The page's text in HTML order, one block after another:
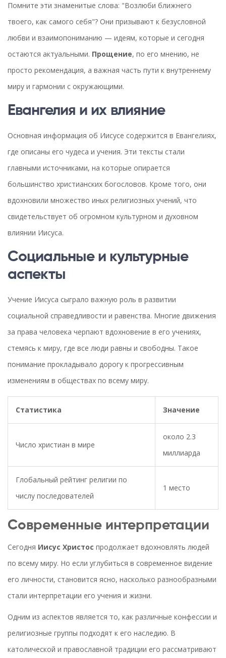
Помните эти знаменитые слова: "Возлюби ближнего
твоего, как самого себя"? Они призывают к безусловной
любви и взаимопониманию — идеям, которые и сегодня
остаются актуальными. Прощение, по его мнению, не
просто рекомендация, а важная часть пути к внутреннему
миру и гармонии с окружающими.
Евангелия и их влияние
Основная информация об Иисусе содержится в Евангелиях,
где описаны его чудеса и учения. Эти тексты стали
главными источниками, на которые опирается
большинство христианских богословов. Кроме того, они
вдохновили множество иных религиозных учений, что
свидетельствует об огромном культурном и духовном
влиянии Иисуса.
Социальные и культурные
аспекты
Учение Иисуса сыграло важную роль в развитии
социальной справедливости и равенства. Многие движения
за права человека черпают вдохновение в его учениях,
стемясь к миру, где все люди равны и свободны. Такое
понимание прокладывало дорогу к прогрессивным
изменениям в обществах по всему миру.
Статистика Значение
Число христиан в мире
около 2.3
миллиарда
Глобальный рейтинг религии по
числу последователей
1 место
Современные интерпретации
Сегодня Иисус Христос продолжает вдохновлять людей
по всему миру. Но если углубиться в современное видение
его личности, становится ясно, насколько разнообразными
стали интерпретации его учения и жизни.
Одним из аспектов является то, как различные конфессии и
религиозные группы подходят к его наследию. В
католической и православной традиции его рассматривают